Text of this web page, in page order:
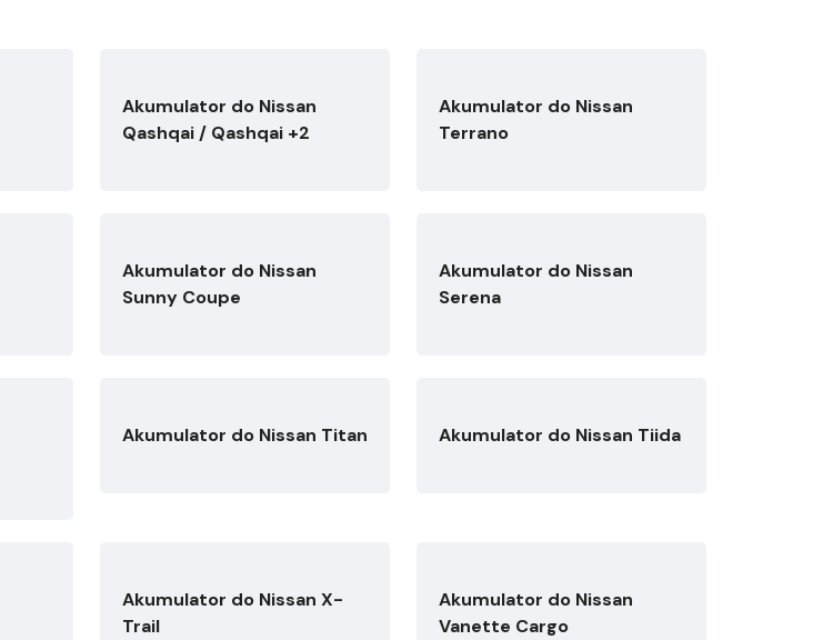
Akumulator do Nissan
Qashqai / Qashqai +2
Akumulator do Nissan
Terrano
Akumulator do Nissan
Sunny Coupe
Akumulator do Nissan
Serena
Akumulator do Nissan Titan Akumulator do Nissan Tiida
Akumulator do Nissan X-
Trail
Akumulator do Nissan
Vanette Cargo